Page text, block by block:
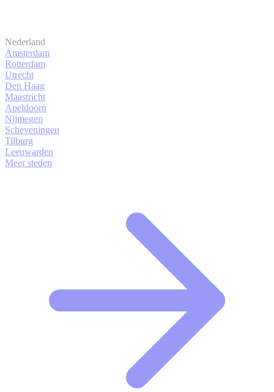
Nederland
Amsterdam
Rotterdam
Utrecht
Den Haag
Maastricht
Apeldoorn
Nijmegen
Scheveningen
Tilburg
Leeuwarden
Meer steden